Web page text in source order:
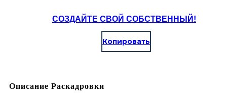
СОЗДАЙТЕ СВОЙ СОБСТВЕННЫЙ!
Копировать
Описание Раскадровки